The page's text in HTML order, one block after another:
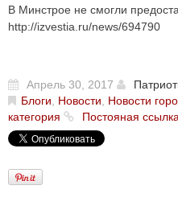
В Минстрое не смогли
http://izvestia.ru/news/694790
Апрель 30, 2017
Блоги
Новости Новости
категория
Постояная ссылка